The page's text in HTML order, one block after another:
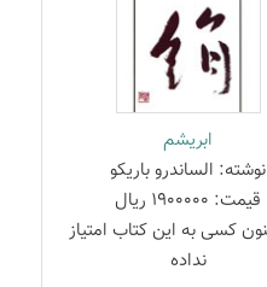
ابریشم
نوشته: الساندرو باریکو
قیمت: 1900000 ریال